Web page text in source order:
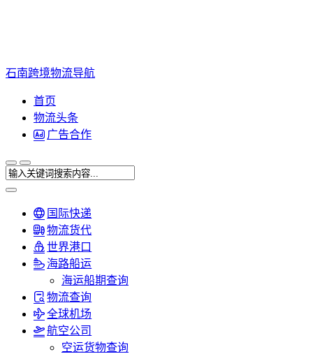
石南跨境物流导航
首页
物流头条
广告合作
国际快递
物流货代
世界港口
海路船运
海运船期查询
物流查询
全球机场
航空公司
空运货物查询